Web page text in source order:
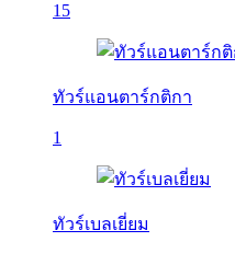
15
ทัวร์แอนตาร์กติกา
1
ทัวร์เบลเยี่ยม